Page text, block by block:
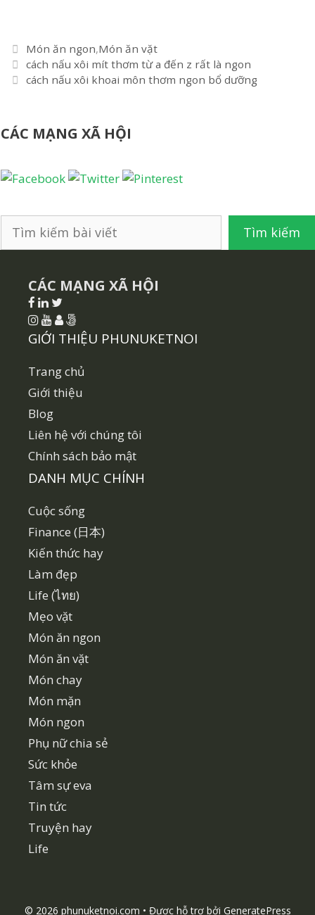
Danh
mục
Món ăn ngon,Món ăn vặt
Điều
hướng
cách nấu xôi mít thơm từ a đến z rất là ngon
cách nấu xôi khoai môn thơm ngon bổ dưỡng
CÁC MẠNG XÃ HỘI
Tìm
kiếm
Tìm kiếm
CÁC MẠNG XÃ HỘI
GIỚI THIỆU PHUNUKETNOI
Trang chủ
Giới thiệu
Blog
Liên hệ với chúng tôi
Chính sách bảo mật
DANH MỤC CHÍNH
Cuộc sống
Finance (日本)
Kiến thức hay
Làm đẹp
Life (ไทย)
Mẹo vặt
Món ăn ngon
Món ăn vặt
Món chay
Món mặn
Món ngon
Phụ nữ chia sẻ
Sức khỏe
Tâm sự eva
Tin tức
Truyện hay
Life
© 2026 phunuketnoi.com • Được hỗ trợ bởi GeneratePress